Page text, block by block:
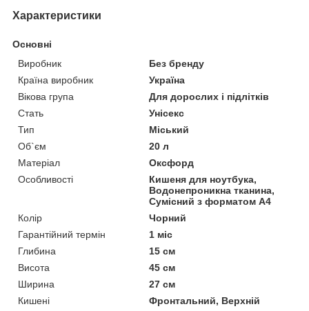
Характеристики
Основні
Виробник
Без бренду
Країна виробник
Україна
Вікова група
Для дорослих і підлітків
Стать
Унісекс
Тип
Міський
Об`єм
20 л
Матеріал
Оксфорд
Особливості
Кишеня для ноутбука,
Водонепроникна тканина,
Сумісний з форматом А4
Колір
Чорний
Гарантійний термін
1 міс
Глибина
15 см
Висота
45 см
Ширина
27 см
Кишені
Фронтальний, Верхній